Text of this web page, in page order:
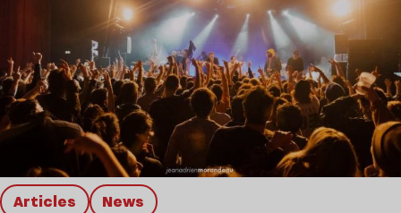
Articles news